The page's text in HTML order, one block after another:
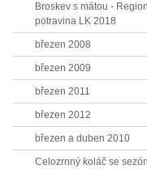
Broskev s mátou -
potravina LK 2018
březen 2008
březen 2009
březen 2011
březen 2012
březen a duben 2010
Celozrnný koláč se